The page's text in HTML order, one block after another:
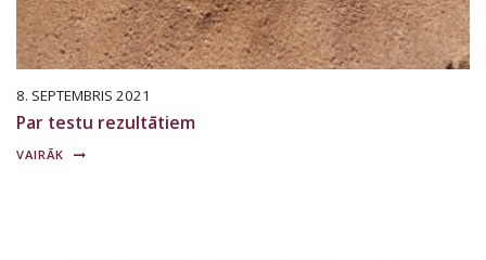
8. SEPTEMBRIS 2021
Par testu rezultātiem
VAIRĀK